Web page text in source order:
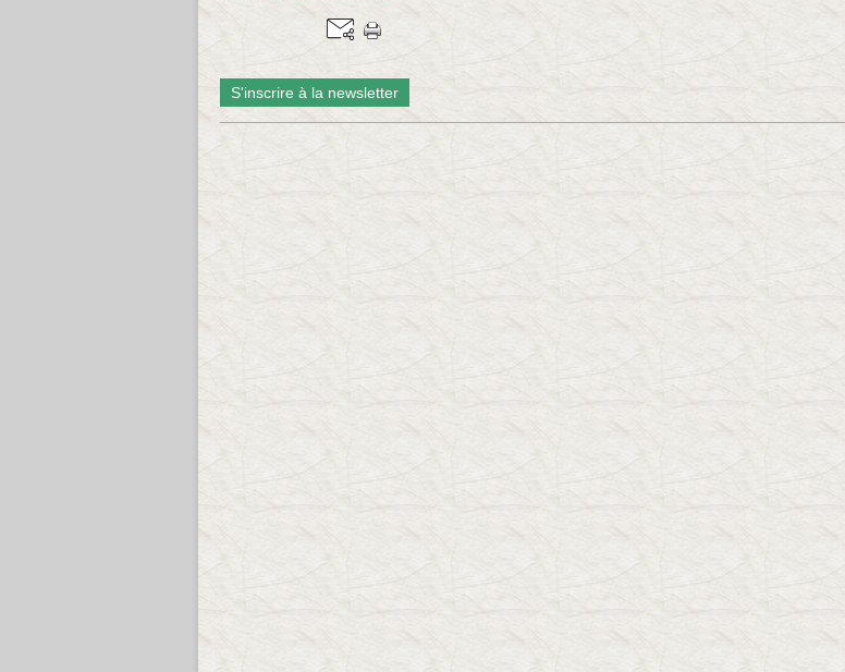
S'inscrire à la newsletter